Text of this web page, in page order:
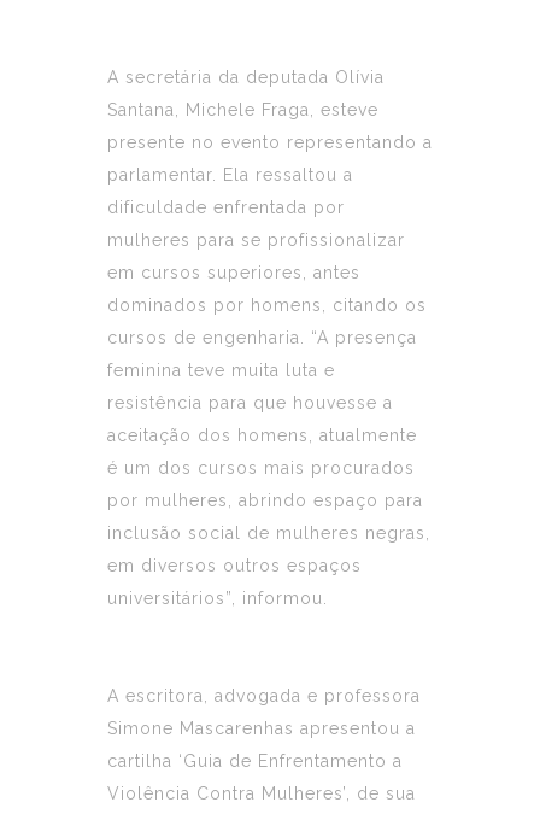
A secretária da deputada Olívia
Santana, Michele Fraga, esteve
presente no evento representando a
parlamentar. Ela ressaltou a
dificuldade enfrentada por
mulheres para se profissionalizar
em cursos superiores, antes
dominados por homens, citando os
cursos de engenharia. “A presença
feminina teve muita luta e
resistência para que houvesse a
aceitação dos homens, atualmente
é um dos cursos mais procurados
por mulheres, abrindo espaço para
inclusão social de mulheres negras,
em diversos outros espaços
universitários”, informou.
A escritora, advogada e professora
Simone Mascarenhas apresentou a
cartilha ‘Guia de Enfrentamento a
Violência Contra Mulheres’, de sua